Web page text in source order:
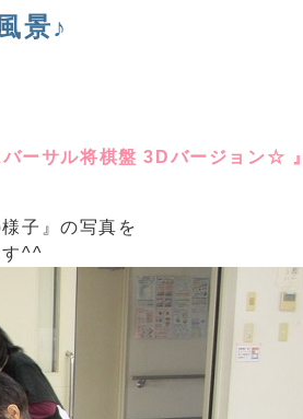
景♪
ーサル将棋盤 3Dバージョン☆ 』
子』の写真を
す^^